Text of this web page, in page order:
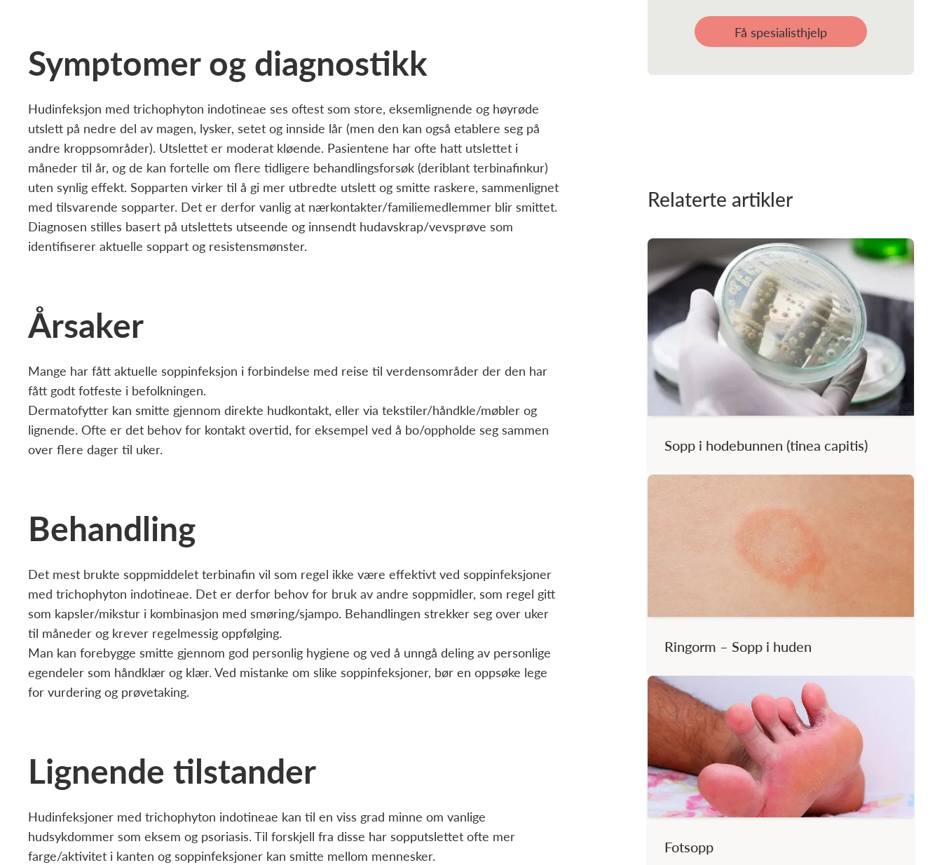
Symptomer og diagnostikk
Hudinfeksjon med trichophyton indotineae ses oftest som store, eksemlignende og høyrøde
utslett på nedre del av magen, lysker, setet og innside lår (men den kan også etablere seg på
andre kroppsområder). Utslettet er moderat kløende. Pasientene har ofte hatt utslettet i
måneder til år, og de kan fortelle om flere tidligere behandlingsforsøk (deriblant terbinafinkur)
uten synlig effekt. Sopparten virker til å gi mer utbredte utslett og smitte raskere, sammenlignet
med tilsvarende sopparter. Det er derfor vanlig at nærkontakter/familiemedlemmer blir smittet.
Diagnosen stilles basert på utslettets utseende og innsendt hudavskrap/vevsprøve som
identifiserer aktuelle soppart og resistensmønster.
Årsaker
Mange har fått aktuelle soppinfeksjon i forbindelse med reise til verdensområder der den har
fått godt fotfeste i befolkningen.
Dermatofytter kan smitte gjennom direkte hudkontakt, eller via tekstiler/håndkle/møbler og
lignende. Ofte er det behov for kontakt overtid, for eksempel ved å bo/oppholde seg sammen
over flere dager til uker.
Behandling
Det mest brukte soppmiddelet terbinafin vil som regel ikke være effektivt ved soppinfeksjoner
med trichophyton indotineae. Det er derfor behov for bruk av andre soppmidler, som regel gitt
som kapsler/mikstur i kombinasjon med smøring/sjampo. Behandlingen strekker seg over uker
til måneder og krever regelmessig oppfølging.
Man kan forebygge smitte gjennom god personlig hygiene og ved å unngå deling av personlige
egendeler som håndklær og klær. Ved mistanke om slike soppinfeksjoner, bør en oppsøke lege
for vurdering og prøvetaking.
Lignende tilstander
Hudinfeksjoner med trichophyton indotineae kan til en viss grad minne om vanlige
hudsykdommer som eksem og psoriasis. Til forskjell fra disse har sopputslettet ofte mer
farge/aktivitet i kanten og soppinfeksjoner kan smitte mellom mennesker.
Få spesialisthjelp
Relaterte artikler
Sopp i hodebunnen (tinea capitis)
Ringorm – Sopp i huden
Fotsopp